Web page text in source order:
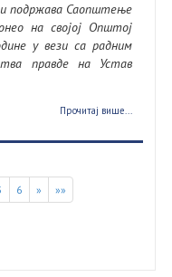
и подржава Саопштење
на својој Општој
у вези са радним
правде на Устав
Прочитај више...
6 » »»